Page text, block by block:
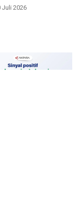
Juli 2026